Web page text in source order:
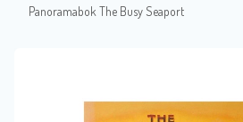
Panoramabok The Busy Seaport